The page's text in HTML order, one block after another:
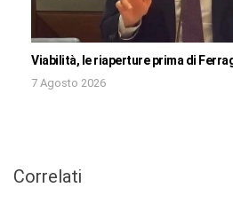
Viabilità, le riaperture prima di
7 Agosto 2026
Correlati